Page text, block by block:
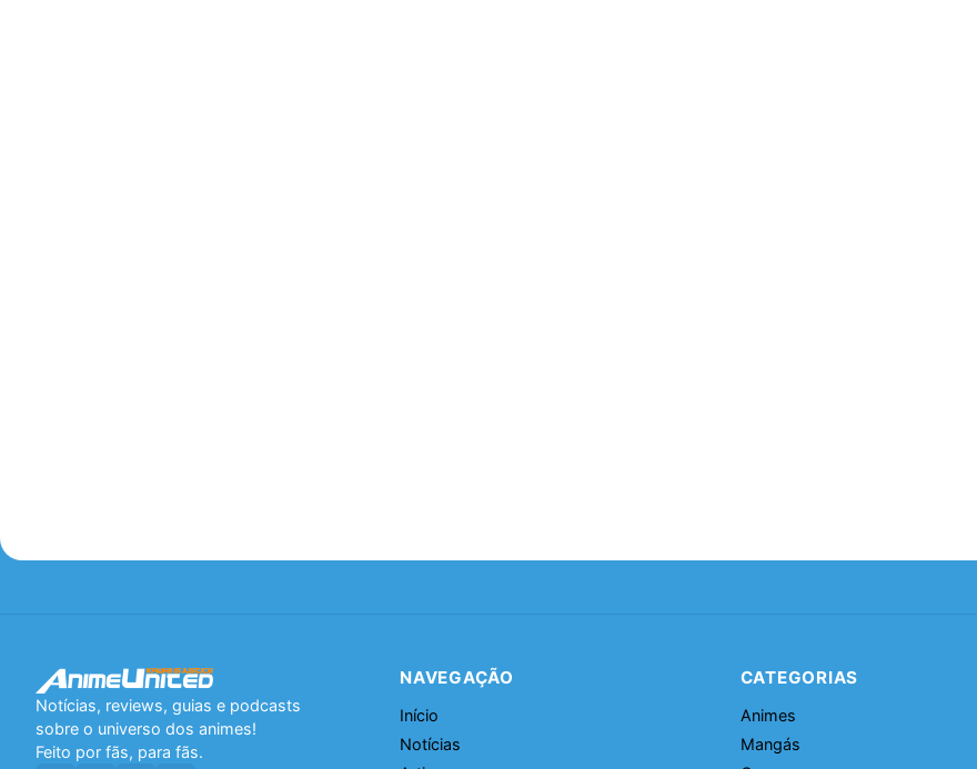
Notícias, reviews, guias e podcasts
sobre o universo dos animes!
Feito por fãs, para fãs.
NAVEGAÇÃO
Início
Notícias
CATEGORIAS
Animes
Mangás